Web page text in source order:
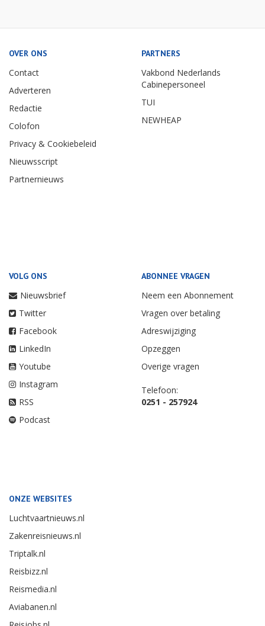
OVER ONS
Contact
Adverteren
Redactie
Colofon
Privacy & Cookiebeleid
Nieuwsscript
Partnernieuws
PARTNERS
Vakbond Nederlands
Cabinepersoneel
TUI
NEWHEAP
VOLG ONS
Nieuwsbrief
Twitter
Facebook
LinkedIn
Youtube
Instagram
RSS
Podcast
ABONNEE VRAGEN
Neem een Abonnement
Vragen over betaling
Adreswijziging
Opzeggen
Overige vragen
Telefoon:
0251 - 257924
ONZE WEBSITES
Luchtvaartnieuws.nl
Zakenreisnieuws.nl
Triptalk.nl
Reisbizz.nl
Reismedia.nl
Aviabanen.nl